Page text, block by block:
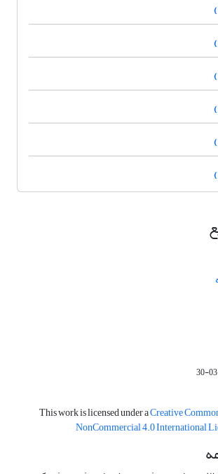
This work is licensed under aCreative
NonCommercial 4.0 International